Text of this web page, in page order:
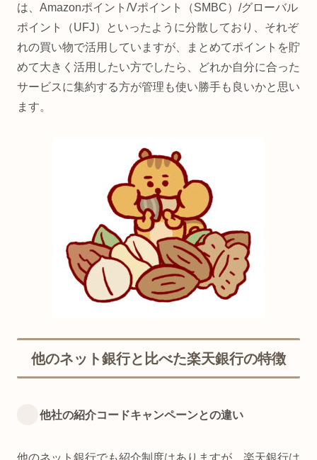
は、Amazonポイント/Vポイント（SMBC）/グローバル
ポイント（UFJ）といったように分散しており、それぞ
れの買い物で活用していますが、まとめてポイントを貯
めて大きく活用したい方でしたら、どれか自分に合った
サービスに集約する方が管理も使い勝手も良いかと思い
ます。
他のネット銀行と比べた楽天銀行の特徴
他社の紹介コードキャンペーンとの違い
他のネット銀行でも紹介制度はありますが、楽天銀行は